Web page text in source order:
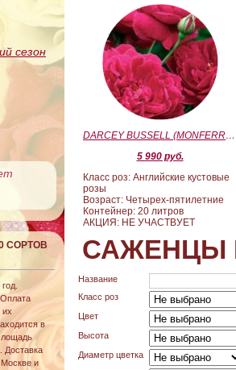
сезон
СОРТОВ
их
в
Доставка
Москве и
DARCEY BUSSELL (MONFERRATO) (Дарси Басл)
5 990 руб.
Класс роз: Английские кустовые
розы
Возраст: Четырех-пятилетние
Контейнер: 20 литров
АКЦИЯ: НЕ УЧАСТВУЕТ
САЖЕНЦЫ
Название
Класс роз
Цвет
Высота
Диаметр цветка